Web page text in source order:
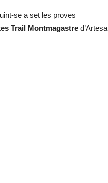
se a set les proves
Trail Montmagastre d’Artesa